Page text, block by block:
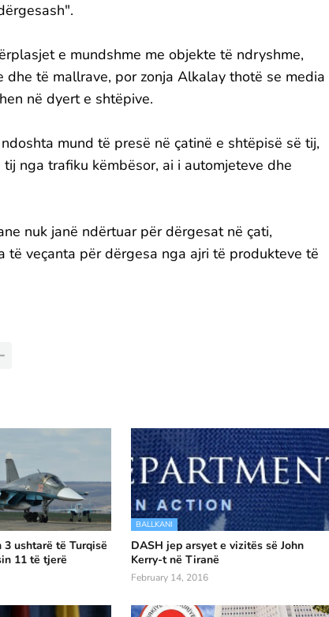
e mundshme me objekte të ndryshme,
të mallrave, por zonja Alkalay thotë se media
në dyert e shtëpive.
mund të presë në çatinë e shtëpisë së tij,
nga trafiku këmbësor, ai i automjeteve dhe
nuk janë ndërtuar për dërgesat në çati,
veçanta për dërgesa nga ajri të produkteve të
ushtarë të Turqisë
11 të tjerë
BALLKANI
DASH jep arsyet e vizitës së John
Kerry-t në Tiranë
February 14, 2016